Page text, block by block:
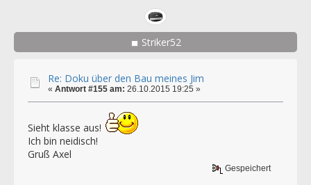
Striker52
Re: Doku über den Bau meines Jim
« Antwort #155 am: 26.10.2015 19:25 »
Sieht klasse aus!
Ich bin neidisch!
Gruß Axel
Gespeichert